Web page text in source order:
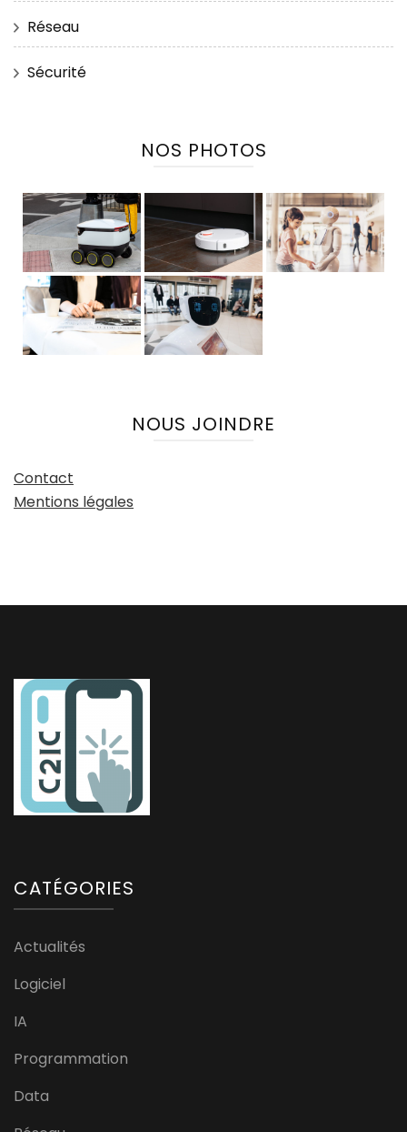
Réseau
Sécurité
NOS PHOTOS
NOUS JOINDRE
Contact
Mentions légales
CATÉGORIES
Actualités
Logiciel
IA
Programmation
Data